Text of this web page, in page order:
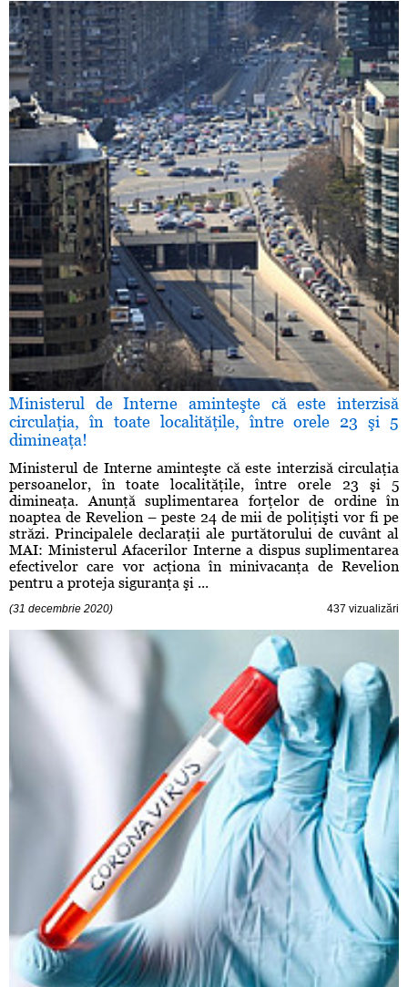
Ministerul de Interne aminteşte că este interzisă
circulaţia, în toate localităţile, între orele 23 şi 5
dimineaţa!
Ministerul de Interne aminteşte că este interzisă circulaţia
persoanelor, în toate localităţile, între orele 23 şi 5
dimineaţa. Anunţă suplimentarea forţelor de ordine în
noaptea de Revelion – peste 24 de mii de poliţişti vor fi pe
străzi. Principalele declaraţii ale purtătorului de cuvânt al
MAI: Ministerul Afacerilor Interne a dispus suplimentarea
efectivelor care vor acţiona în minivacanţa de Revelion
pentru a proteja siguranţa şi ...
(31 decembrie 2020) 437 vizualizări